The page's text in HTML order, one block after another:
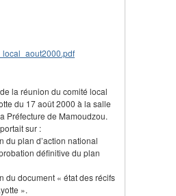
la réunion du comité local
du 17 août 2000 à la salle
Préfecture de Mamoudzou.
sur :
du plan d’action national
définitive du plan
du document « état des récifs
».